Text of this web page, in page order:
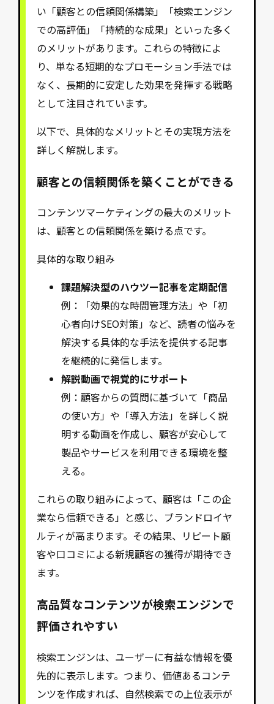
い「顧客との信頼関係構築」「検索エンジン
での高評価」「持続的な成果」といった多く
のメリットがあります。これらの特徴によ
り、単なる短期的なプロモーション手法では
なく、長期的に安定した効果を発揮する戦略
として注目されています。
以下で、具体的なメリットとその実現方法を
詳しく解説します。
顧客との信頼関係を築くことができる
コンテンツマーケティングの最大のメリット
は、顧客との信頼関係を築ける点です。
具体的な取り組み
課題解決型のハウツー記事を定期配信
例：「効果的な時間管理方法」や「初
心者向けSEO対策」など、読者の悩みを
解決する具体的な手法を提供する記事
を継続的に発信します。
解説動画で視覚的にサポート
例：顧客からの質問に基づいて「商品
の使い方」や「導入方法」を詳しく説
明する動画を作成し、顧客が安心して
製品やサービスを利用できる環境を整
える。
これらの取り組みによって、顧客は「この企
業なら信頼できる」と感じ、ブランドロイヤ
ルティが高まります。その結果、リピート顧
客や口コミによる新規顧客の獲得が期待でき
ます。
高品質なコンテンツが検索エンジンで
評価されやすい
検索エンジンは、ユーザーに有益な情報を優
先的に表示します。つまり、価値あるコンテ
ンツを作成すれば、自然検索での上位表示が